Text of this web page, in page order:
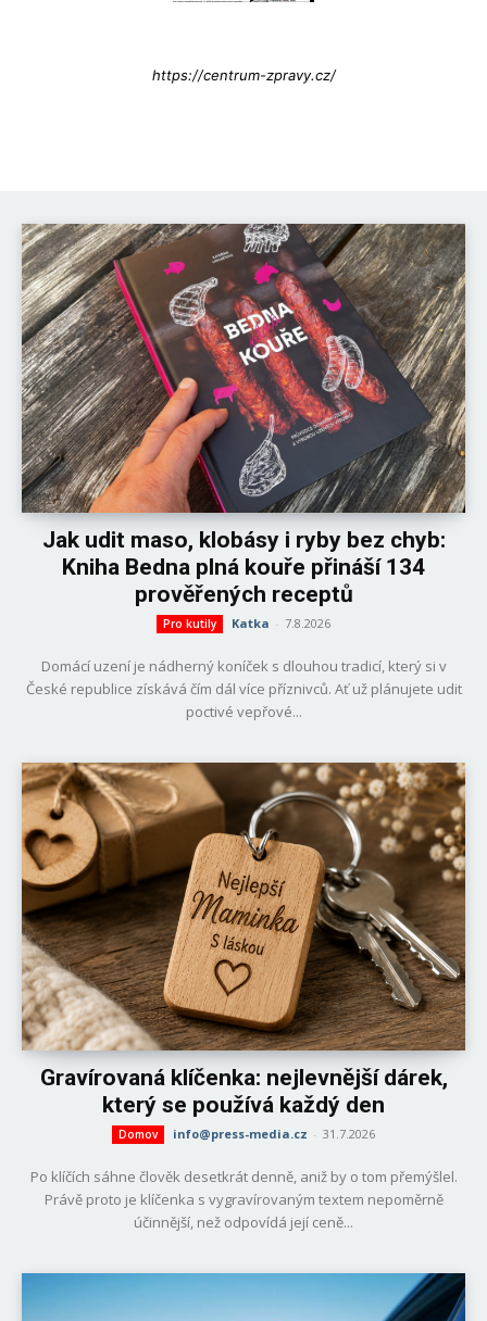
https://centrum-zpravy.cz/
Jak udit maso, klobásy i ryby bez chyb:
Kniha Bedna plná kouře přináší 134
prověřených receptů
Pro kutily Katka - 7.8.2026
Domácí uzení je nádherný koníček s dlouhou tradicí, který si v
České republice získává čím dál více příznivců. Ať už plánujete udit
poctivé vepřové...
Gravírovaná klíčenka: nejlevnější dárek,
který se používá každý den
Domov info@press-media.cz - 31.7.2026
Po klíčích sáhne člověk desetkrát denně, aniž by o tom přemýšlel.
Právě proto je klíčenka s vygravírovaným textem nepoměrně
účinnější, než odpovídá její ceně...